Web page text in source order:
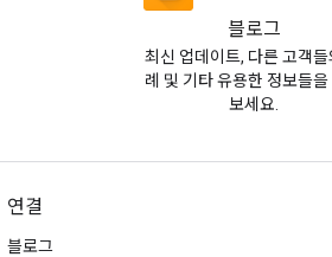
블로그
최신 업데이트, 다른 고객들
례 및 기타 유용한 정보들을
보세요.
연결
블로그